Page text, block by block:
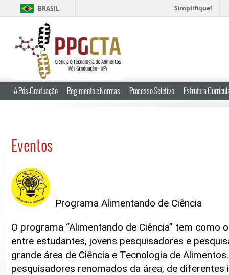
BRASIL Simplifique!
A Pós-Graduação Regimento e Normas Processo Seletivo Estrutura
Eventos
Programa Alimentando de Ciência
O programa “Alimentando de Ciência” tem como
entre estudantes, jovens pesquisadores e
grande área de Ciência e Tecnologia de
pesquisadores renomados da área, de diferentes